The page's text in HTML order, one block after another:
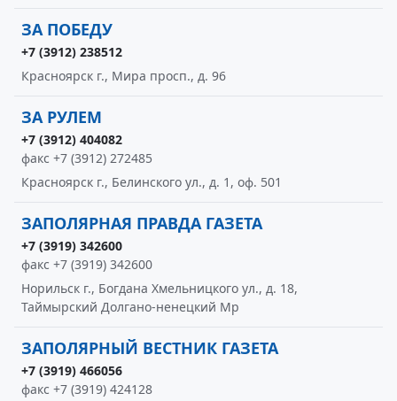
ЗА ПОБЕДУ
+7 (3912) 238512
Красноярск г., Мира просп., д. 96
ЗА РУЛЕМ
+7 (3912) 404082
факс +7 (3912) 272485
Красноярск г., Белинского ул., д. 1, оф. 501
ЗАПОЛЯРНАЯ ПРАВДА ГАЗЕТА
+7 (3919) 342600
факс +7 (3919) 342600
Норильск г., Богдана Хмельницкого ул., д. 18,
Таймырский Долгано-ненецкий Мр
ЗАПОЛЯРНЫЙ ВЕСТНИК ГАЗЕТА
+7 (3919) 466056
факс +7 (3919) 424128